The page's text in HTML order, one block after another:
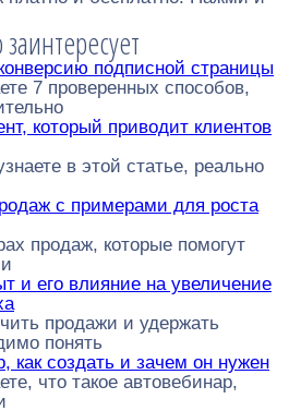
подписной страницы
7 проверенных способов,
который приводит клиентов
в этой статье, реально
с примерами для роста
продаж, которые помогут
и его влияние на увеличение
продажи и удержать
понять
как создать и зачем он нужен
что такое автовебинар,